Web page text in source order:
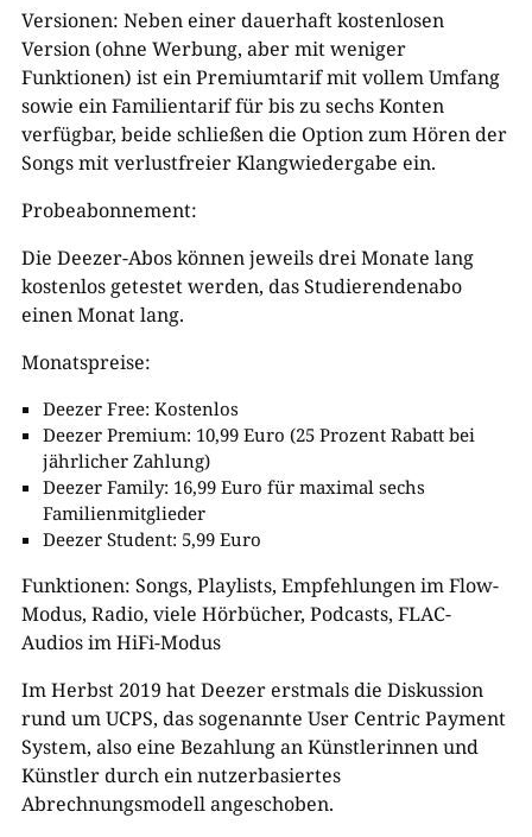
Versionen: Neben einer dauerhaft kostenlosen
Version (ohne Werbung, aber mit weniger
Funktionen) ist ein Premiumtarif mit vollem Umfang
sowie ein Familientarif für bis zu sechs Konten
verfügbar, beide schließen die Option zum Hören der
Songs mit verlustfreier Klangwiedergabe ein.
Probeabonnement:
Die Deezer-Abos können jeweils drei Monate lang
kostenlos getestet werden, das Studierendenabo
einen Monat lang.
Monatspreise:
Deezer Free: Kostenlos
Deezer Premium: 10,99 Euro (25 Prozent Rabatt bei
jährlicher Zahlung)
Deezer Family: 16,99 Euro für maximal sechs
Familienmitglieder
Deezer Student: 5,99 Euro
Funktionen: Songs, Playlists, Empfehlungen im Flow-
Modus, Radio, viele Hörbücher, Podcasts, FLAC-
Audios im HiFi-Modus
Im Herbst 2019 hat Deezer erstmals die Diskussion
rund um UCPS, das sogenannte User Centric Payment
System, also eine Bezahlung an Künstlerinnen und
Künstler durch ein nutzerbasiertes
Abrechnungsmodell angeschoben.